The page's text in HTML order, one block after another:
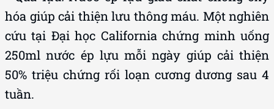
cứu tại Đại học California chứng minh uống
250ml nước ép lựu mỗi ngày giúp cải thiện
50% triệu chứng rối loạn cương dương sau 4
tuần.
- Hạt bí đỏ: